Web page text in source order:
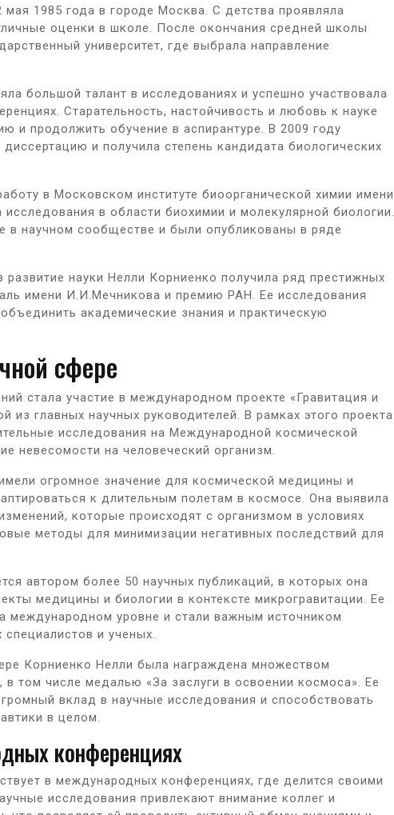
1985 года в городе Москва. С детства проявляла
оценки в школе. После окончания средней школы
университет, где выбрала направление
большой талант в исследованиях и успешно участвовала
Старательность, настойчивость и любовь к науке
и продолжить обучение в аспирантуре. В 2009 году
и получила степень кандидата биологических
в Московском институте биоорганической химии имени
в области биохимии и молекулярной биологии.
в научном сообществе и были опубликованы в ряде
науки Нелли Корниенко получила ряд престижных
имени И.И.Мечникова и премию РАН. Ее исследования
академические знания и практическую
сфере
стала участие в международном проекте «Гравитация и
из главных научных руководителей. В рамках этого проекта
исследования на Международной космической
невесомости на человеческий организм.
огромное значение для космической медицины и
к длительным полетам в космосе. Она выявила
которые происходят с организмом в условиях
методы для минимизации негативных последствий для
автором более 50 научных публикаций, в которых она
медицины и биологии в контексте микрогравитации. Ее
международном уровне и стали важным источником
и ученых.
Корниенко Нелли была награждена множеством
в том числе медалью «За заслуги в освоении космоса». Ее
вклад в научные исследования и способствовать
в целом.
конференциях
в международных конференциях, где делится своими
исследования привлекают внимание коллег и